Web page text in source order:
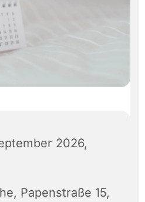
2026,
Papenstraße 15,